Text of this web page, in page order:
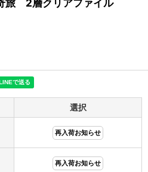
2層クリアファイル
選択
再入荷お知らせ
再入荷お知らせ